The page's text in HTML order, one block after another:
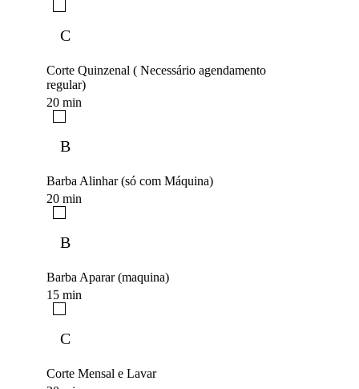
C
Corte Quinzenal ( Necessário agendamento
regular)
20 min
B
Barba Alinhar (só com Máquina)
20 min
B
Barba Aparar (maquina)
15 min
C
Corte Mensal e Lavar